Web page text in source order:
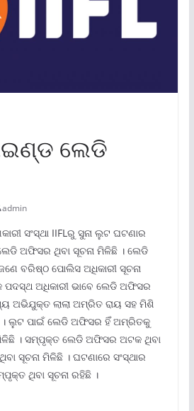
ଲେଡି
admin
ସଂସ୍ଥା IIFLରୁ ସୁନା ଲୁଟ ଘଟଣାର
ଅଫିସର ଥିବା ସୂଚନା ମିଳିଛି । ଲେଡି
ବରିଷ୍ଠ ପୋଲିସ ଅଧିକାରୀ ସୂଚନା
ପଦସ୍ଥ ଅଧିକାରୀ ଭାବେ ଲେଡି ଅଫିସର
ଅଭିଯୁକ୍ତ ଲାଲା ଅମ୍ରିତ ରାୟ ସହ ମିଶି
। ଲୁଟ ପାଇଁ ଲେଡି ଅଫିସର ହିଁ ଅମ୍ରିତକୁ
। ସମ୍ପୃକ୍ତ ଲେଡି ଅଫିସର ଅଟକ ଥିବା
ସୂଚନା ମିଳିଛି । ଘଟଣାରେ ସଂସ୍ଥାର
ଥିବା ସୂଚନା ରହିଛି ।